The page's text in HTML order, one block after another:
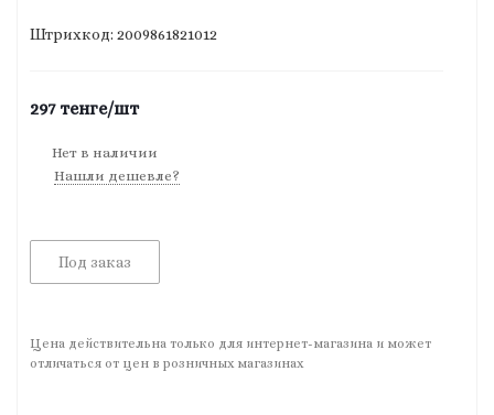
Штрихкод: 2009861821012
297тенге/шт
Нет в наличии
Нашли дешевле?
Под заказ
Цена действительна только для интернет-магазина и может
отличаться от цен в розничных магазинах